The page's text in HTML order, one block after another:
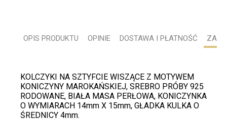
OPIS PRODUKTU OPINIE DOSTAWA I PŁATNOŚĆ
KOLCZYKI NA SZTYFCIE WISZĄCE Z MOTYWEM
KONICZYNY MAROKAŃSKIEJ, SREBRO PRÓBY 925
RODOWANE, BIAŁA MASA PERŁOWA, KONICZYNKA
O WYMIARACH 14mm X 15mm, GŁADKA KULKA O
ŚREDNICY 4mm.